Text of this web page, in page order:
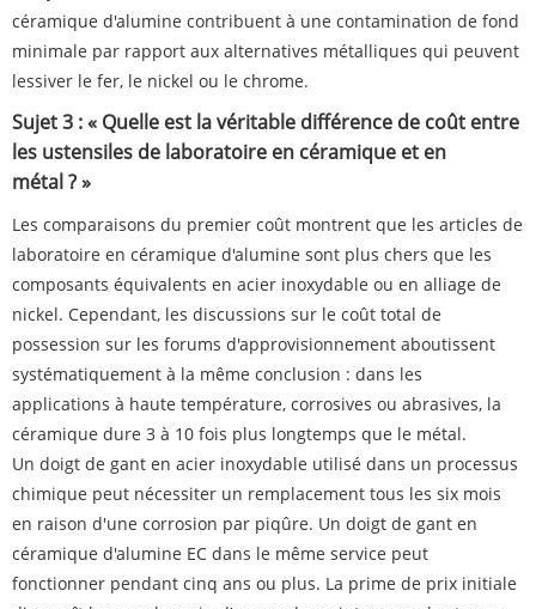
céramique d'alumine contribuent à une contamination de fond
minimale par rapport aux alternatives métalliques qui peuvent
lessiver le fer, le nickel ou le chrome.
Sujet 3 : « Quelle est la véritable différence de coût entre
les ustensiles de laboratoire en céramique et en
métal ? »
Les comparaisons du premier coût montrent que les articles de
laboratoire en céramique d'alumine sont plus chers que les
composants équivalents en acier inoxydable ou en alliage de
nickel. Cependant, les discussions sur le coût total de
possession sur les forums d'approvisionnement aboutissent
systématiquement à la même conclusion : dans les
applications à haute température, corrosives ou abrasives, la
céramique dure 3 à 10 fois plus longtemps que le métal.
Un doigt de gant en acier inoxydable utilisé dans un processus
chimique peut nécessiter un remplacement tous les six mois
en raison d'une corrosion par piqûre. Un doigt de gant en
céramique d'alumine EC dans le même service peut
fonctionner pendant cinq ans ou plus. La prime de prix initiale